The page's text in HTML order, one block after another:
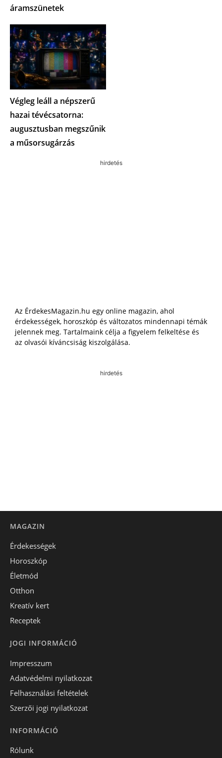
áramszünetek
Végleg leáll a népszerű
hazai tévécsatorna:
augusztusban megszűnik
a műsorsugárzás
hirdetés
Az ÉrdekesMagazin.hu egy online magazin, ahol
érdekességek, horoszkóp és változatos mindennapi témák
jelennek meg. Tartalmaink célja a figyelem felkeltése és
az olvasói kíváncsiság kiszolgálása.
hirdetés
MAGAZIN
Érdekességek
Horoszkóp
Életmód
Otthon
Kreatív kert
Receptek
JOGI INFORMÁCIÓ
Impresszum
Adatvédelmi nyilatkozat
Felhasználási feltételek
Szerzői jogi nyilatkozat
INFORMÁCIÓ
Rólunk